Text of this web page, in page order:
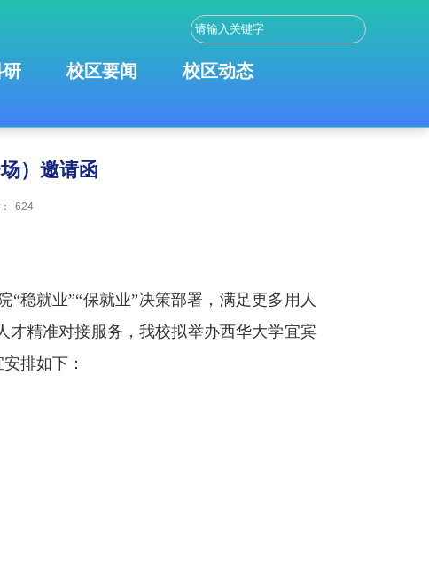
研 校区要闻
校区动态
）邀请函
624
稳就业”“保就业”决策部署，满足更多用人
才精准对接服务，我校拟举办西华大学宜宾
排如下：